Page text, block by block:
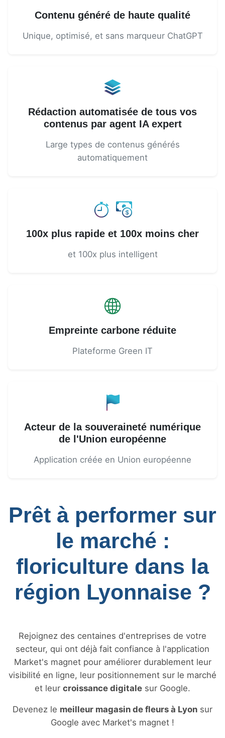
Contenu généré de haute qualité
Unique, optimisé, et sans marqueur ChatGPT
Rédaction automatisée de tous vos
contenus par agent IA expert
Large types de contenus générés
automatiquement
100x plus rapide et 100x moins cher
et 100x plus intelligent
Empreinte carbone réduite
Plateforme Green IT
Acteur de la souveraineté numérique
de l'Union européenne
Application créée en Union européenne
Prêt à performer sur
le marché :
floriculture dans la
région Lyonnaise ?
Rejoignez des centaines d'entreprises de votre
secteur, qui ont déjà fait confiance à l'application
Market's magnet pour améliorer durablement leur
visibilité en ligne, leur positionnement sur le marché
et leur croissance digitale sur Google.
Devenez le meilleur magasin de fleurs à Lyon sur
Google avec Market's magnet !